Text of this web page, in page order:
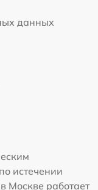
данных
истечении
Москве работает